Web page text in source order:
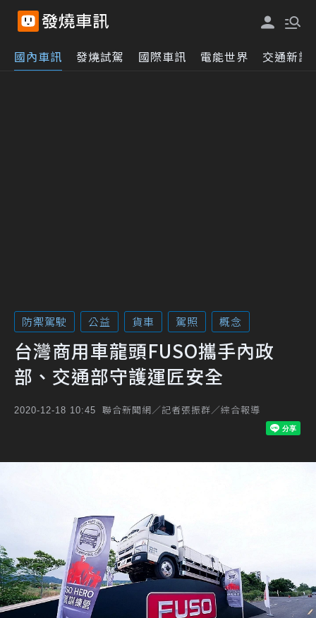
國內車訊 發燒試駕 國際車訊 電能世界 交通新訊
防禦駕駛 公益 貨車 駕照 概念
台灣商用車龍頭FUSO攜手內政
部、交通部守護運匠安全
2020-12-18 10:45 聯合新聞網／記者張振群／綜合報導